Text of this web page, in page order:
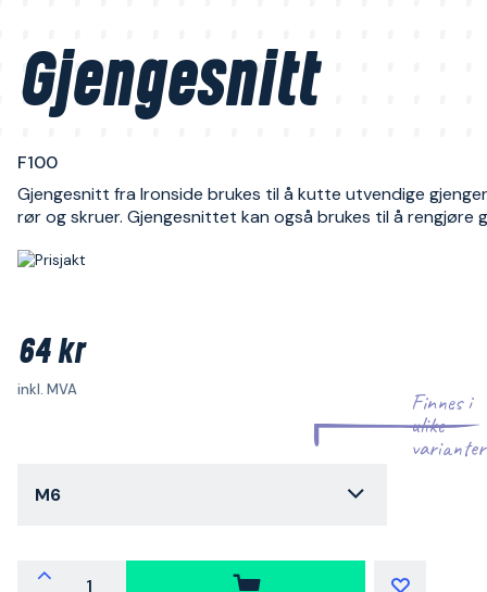
Gjengesnitt
F100
Gjengesnitt fra Ironside brukes til å kutte utvendige
rør og skruer. Gjengesnittet kan også brukes til å rengjøre
64 kr
inkl. MVA
Finnes i
ulike
varianter
M6